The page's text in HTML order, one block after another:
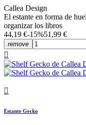
Callea Design
El estante en forma de
organizar los libros
44,19 €-15%51,99 €
remove


Estante Gecko